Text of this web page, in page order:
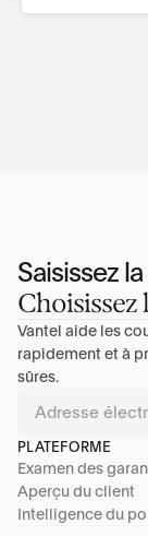
Saisissez
Vantel aide les
rapidement et à
sûres.
PLATEFORME
Examen des
Aperçu du client
Intelligence du